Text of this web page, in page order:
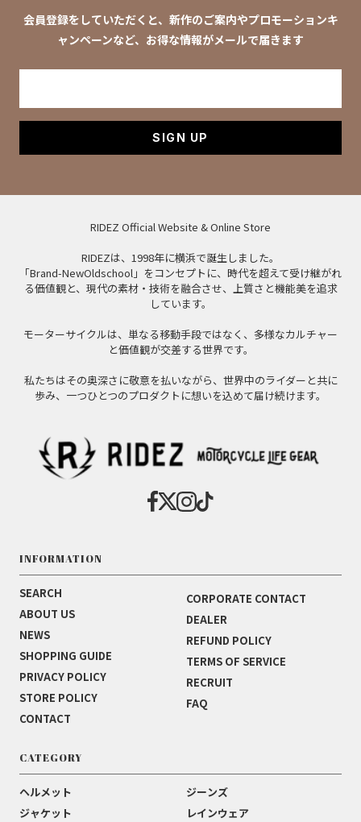
会員登録をしていただくと、新作のご案内やプロモーションキ
ャンペーンなど、お得な情報がメールで届きます
SIGN UP
RIDEZ Official Website & Online Store
RIDEZは、1998年に横浜で誕生しました。
「Brand-NewOldschool」をコンセプトに、時代を超えて受け継がれ
る価値観と、現代の素材・技術を融合させ、上質さと機能美を追求
しています。
モーターサイクルは、単なる移動手段ではなく、多様なカルチャー
と価値観が交差する世界です。
私たちはその奥深さに敬意を払いながら、世界中のライダーと共に
歩み、一つひとつのプロダクトに想いを込めて届け続けます。
INFORMATION
SEARCH
ABOUT US
NEWS
SHOPPING GUIDE
PRIVACY POLICY
STORE POLICY
CONTACT
CORPORATE CONTACT
DEALER
REFUND POLICY
TERMS OF SERVICE
RECRUIT
FAQ
CATEGORY
ヘルメット
ジャケット
ジーンズ
レインウェア